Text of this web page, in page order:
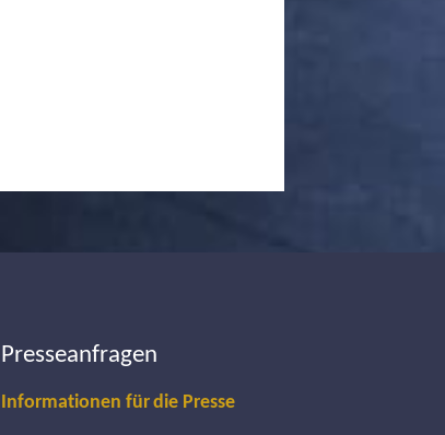
Presseanfragen
Informationen für die Presse